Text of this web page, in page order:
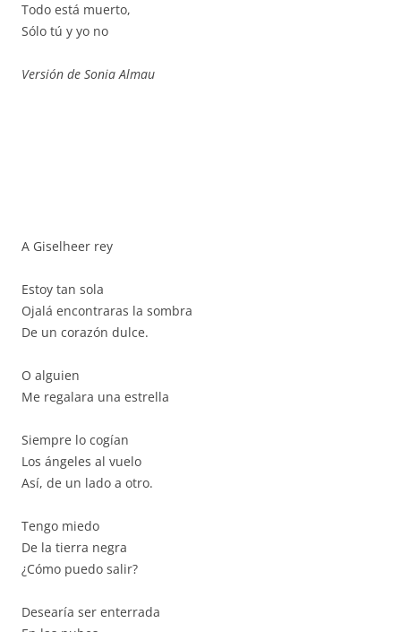
Todo está muerto,
Sólo tú y yo no
Versión de Sonia Almau
A Giselheer rey
Estoy tan sola
Ojalá encontraras la sombra
De un corazón dulce.
O alguien
Me regalara una estrella
Siempre lo cogían
Los ángeles al vuelo
Así, de un lado a otro.
Tengo miedo
De la tierra negra
¿Cómo puedo salir?
Desearía ser enterrada